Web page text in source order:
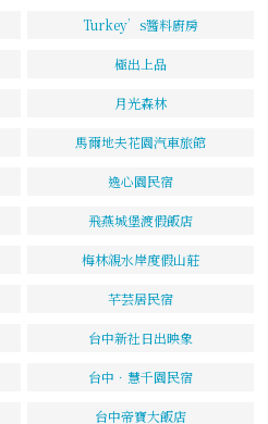
Turkey’s醬料廚房
極出上品
月光森林
馬爾地夫花園汽車旅館
逸心園民宿
飛燕城堡渡假飯店
梅林親水岸度假山莊
芊芸居民宿
台中新社日出映象
台中．慧千園民宿
台中帝寶大飯店